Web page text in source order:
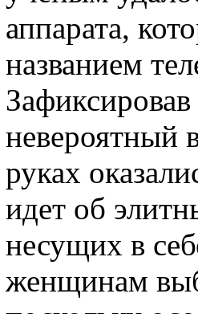
аппарата,
названием
невероятный
руках
идет об
несущих в
женщинам